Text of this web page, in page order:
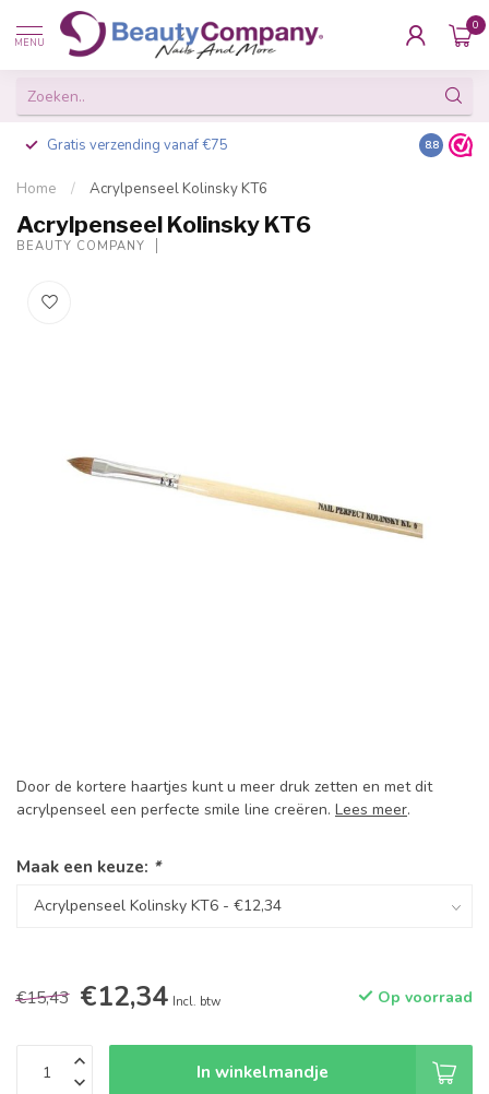
MENU
0
Gratis verzending vanaf €75 Besteld
8.8
Home / Acrylpenseel Kolinsky KT6
Acrylpenseel Kolinsky KT6
BEAUTY COMPANY
Door de kortere haartjes kunt u meer druk zetten en met dit
acrylpenseel een perfecte smile line creëren. Lees meer.
Maak een keuze: *
€15,43 €12,34 Incl. btw Op voorraad
In winkelmandje